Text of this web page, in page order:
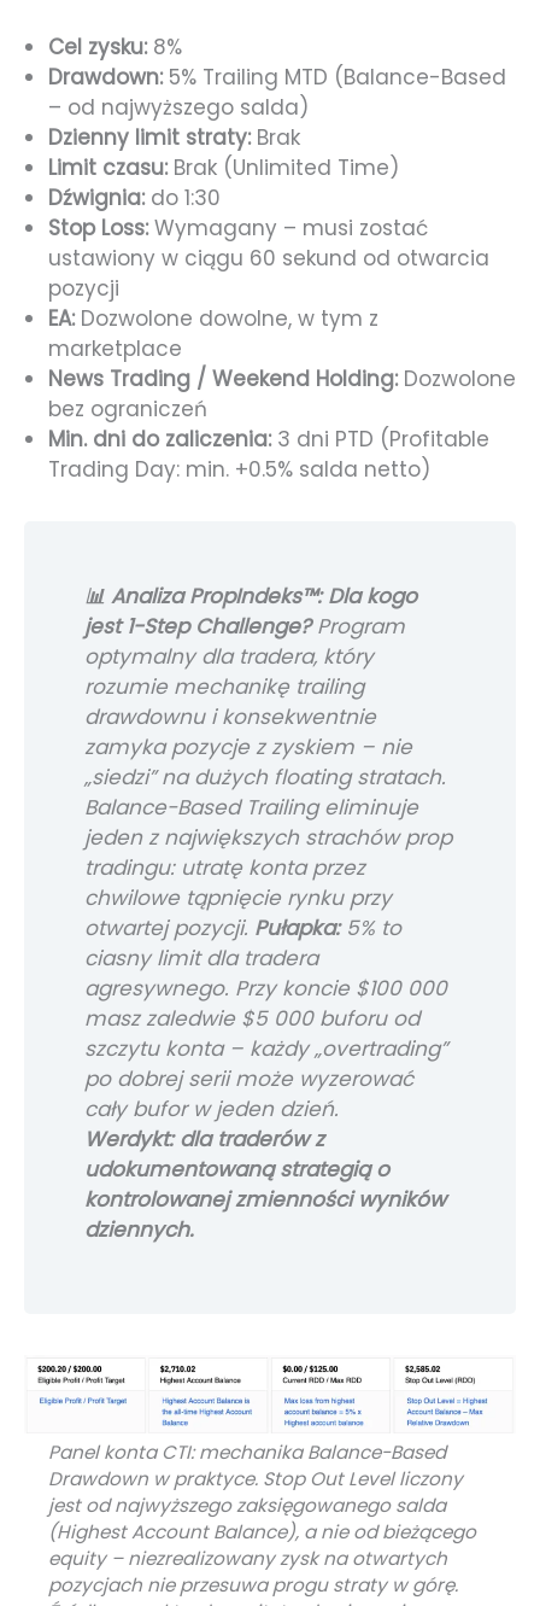
Cel zysku:8%
Drawdown:5% Trailing MTD (Balance-Based
– od najwyższego salda)
Dzienny limit straty:Brak
Limit czasu:Brak (Unlimited Time)
Dźwignia:do 1:30
Stop Loss:Wymagany – musi zostać
ustawiony w ciągu 60 sekund od otwarcia
pozycji
EA:Dozwolone dowolne, w tym z
marketplace
News Trading / Weekend Holding:Dozwolone
bez ograniczeń
Min. dni do zaliczenia:3 dni PTD (Profitable
Trading Day: min. +0.5% salda netto)
📊 Analiza PropIndeks™: Dla kogo
jest 1-Step Challenge?Program
optymalny dla tradera, który
rozumie mechanikę trailing
drawdownu i konsekwentnie
zamyka pozycje z zyskiem – nie
„siedzi” na dużych floating stratach.
Balance-Based Trailing eliminuje
jeden z największych strachów prop
tradingu: utratę konta przez
chwilowe tąpnięcie rynku przy
otwartej pozycji. Pułapka:5% to
ciasny limit dla tradera
agresywnego. Przy koncie $100 000
masz zaledwie $5 000 buforu od
szczytu konta – każdy „overtrading”
po dobrej serii może wyzerować
cały bufor w jeden dzień.
Werdykt: dla traderów z
udokumentowaną strategią o
kontrolowanej zmienności wyników
dziennych.
Panel konta CTI: mechanika Balance-Based
Drawdown w praktyce. Stop Out Level liczony
jest od najwyższego zaksięgowanego salda
(Highest Account Balance), a nie od bieżącego
equity – niezrealizowany zysk na otwartych
pozycjach nie przesuwa progu straty w górę.